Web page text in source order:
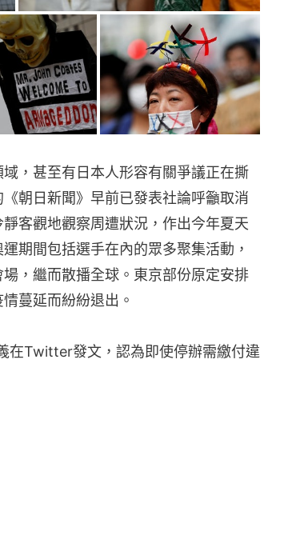
，甚至有日本人形容有關爭議正在撕
朝日新聞》早前已發表社論呼籲取消
客觀地觀察周遭狀況，作出今年夏天
期間包括選手在內的眾多聚集活動，
，繼而散播全球。東京部份原定安排
蔓延而紛紛退出。
在Twitter發文，認為即使停辦需繳付違